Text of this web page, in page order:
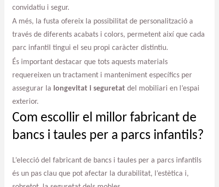
convidatiu i segur.
A més, la fusta ofereix la possibilitat de personalització a
través de diferents acabats i colors, permetent així que cada
parc infantil tingui el seu propi caràcter distintiu.
És important destacar que tots aquests materials
requereixen un tractament i manteniment específics per
assegurar la longevitat i seguretat del mobiliari en l’espai
exterior.
Com escollir el millor fabricant de
bancs i taules per a parcs infantils?
L’elecció del fabricant de bancs i taules per a parcs infantils
és un pas clau que pot afectar la durabilitat, l’estètica i,